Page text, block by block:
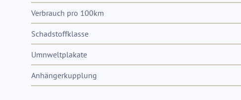
Verbrauch pro 100km
Schadstoffklasse
Umnweltplakate
Anhängerkupplung